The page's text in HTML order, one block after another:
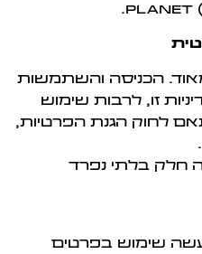
Planet
הכניסה והשתמשות
זו, לרבות שימוש
לחוק הגנת הפרטיות,
חלק בלתי נפרד
שימוש בפרטים